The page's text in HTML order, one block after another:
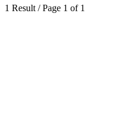
1 Result / Page 1 of 1